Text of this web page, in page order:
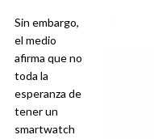
Sin embargo,
el medio
afirma que no
toda la
esperanza de
tener un
smartwatch